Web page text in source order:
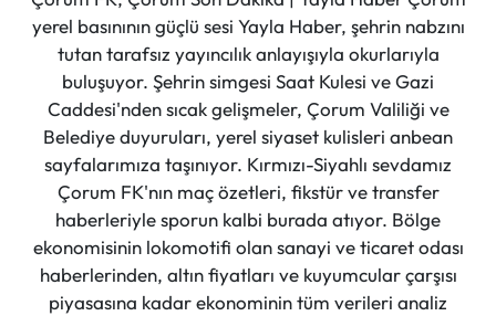
yerel basınının güçlü sesi Yayla Haber, şehrin nabzını
tutan tarafsız yayıncılık anlayışıyla okurlarıyla
buluşuyor. Şehrin simgesi Saat Kulesi ve Gazi
Caddesi'nden sıcak gelişmeler, Çorum Valiliği ve
Belediye duyuruları, yerel siyaset kulisleri anbean
sayfalarımıza taşınıyor. Kırmızı-Siyahlı sevdamız
Çorum FK'nın maç özetleri, fikstür ve transfer
haberleriyle sporun kalbi burada atıyor. Bölge
ekonomisinin lokomotifi olan sanayi ve ticaret odası
haberlerinden, altın fiyatları ve kuyumcular çarşısı
piyasasına kadar ekonominin tüm verileri analiz